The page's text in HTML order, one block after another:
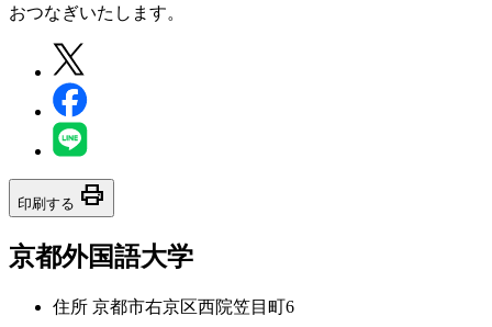
おつなぎいたします。
印刷する print
京都外国語大学
住所 京都市右京区西院笠目町6